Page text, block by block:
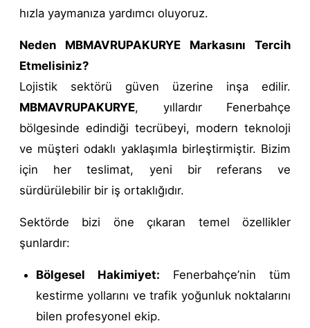
hızla yaymanıza yardımcı oluyoruz.
Neden MBMAVRUPAKURYE Markasını Tercih
Etmelisiniz?
Lojistik sektörü güven üzerine inşa edilir.
MBMAVRUPAKURYE, yıllardır Fenerbahçe
bölgesinde edindiği tecrübeyi, modern teknoloji
ve müşteri odaklı yaklaşımla birleştirmiştir. Bizim
için her teslimat, yeni bir referans ve
sürdürülebilir bir iş ortaklığıdır.
Sektörde bizi öne çıkaran temel özellikler
şunlardır:
Bölgesel Hakimiyet: Fenerbahçe’nin tüm
kestirme yollarını ve trafik yoğunluk noktalarını
bilen profesyonel ekip.